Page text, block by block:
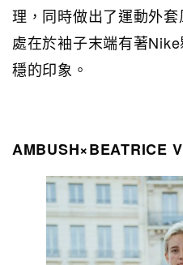
理，同時做出了運動外
處在於袖子末端有著
穩的印象。
AMBUSH×BEATRICE